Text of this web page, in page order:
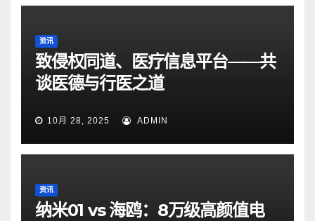
资讯
致侵权同道、医疗信息平台——共
谈医德与行医之道
10月 28, 2025 ADMIN
资讯
纳米01 vs 海鸥：8万级高颜值电